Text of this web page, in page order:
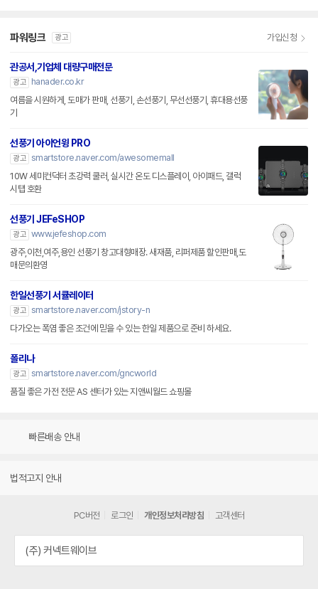
파워링크 광고 가입신청
관공서,기업체 대량구매전문
광고
hanader.co.kr
여름을 시원하게, 도매가 판매, 선풍기, 손선풍기, 무선선풍기, 휴대용선풍
기
선풍기 아이언윙 PRO
광고 smartstore.naver.com/awesomemall
10W 세미컨덕터 초강력 쿨러, 실시간 온도 디스플레이, 아이패드, 갤럭
시탭 호환
선풍기 JEFeSHOP
광고 www.jefeshop.com
광주,이천,여주,용인 선풍기 창고대형매장. 새재품, 리퍼제품 할인판매,도
매문의환영
한일선풍기 서큘레이터
광고 smartstore.naver.com/jstory-n
다가오는 폭염 좋은 조건에 믿을 수 있는 한일 제품으로 준비 하세요.
폴리나
광고 smartstore.naver.com/gncworld
품질 좋은 가전 전문 AS 센터가 있는 지앤씨월드 쇼핑몰
빠른배송 안내
법적고지 안내
PC버전 로그인 개인정보처리방침 고객센터
(주) 커넥트웨이브